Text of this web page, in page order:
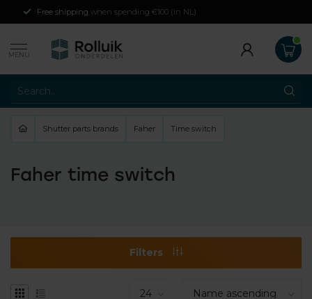
Free shipping when spending €100 (in NL)
MENU
Shutter parts brands Faher Time switch
Faher time switch
Filters